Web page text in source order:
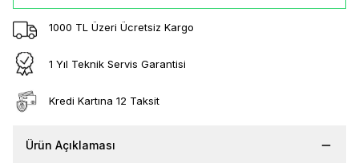
1000 TL Üzeri Ücretsiz Kargo
1 Yıl Teknik Servis Garantisi
Kredi Kartına 12 Taksit
Ürün Açıklaması